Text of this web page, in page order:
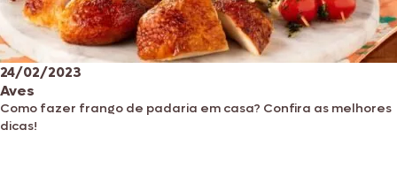
24/02/2023
Aves
Como fazer frango de padaria em casa? Confira as melhores
dicas!